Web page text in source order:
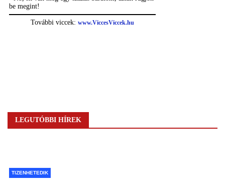
LEGUTÓBBI HÍREK
TIZENHETEDIK